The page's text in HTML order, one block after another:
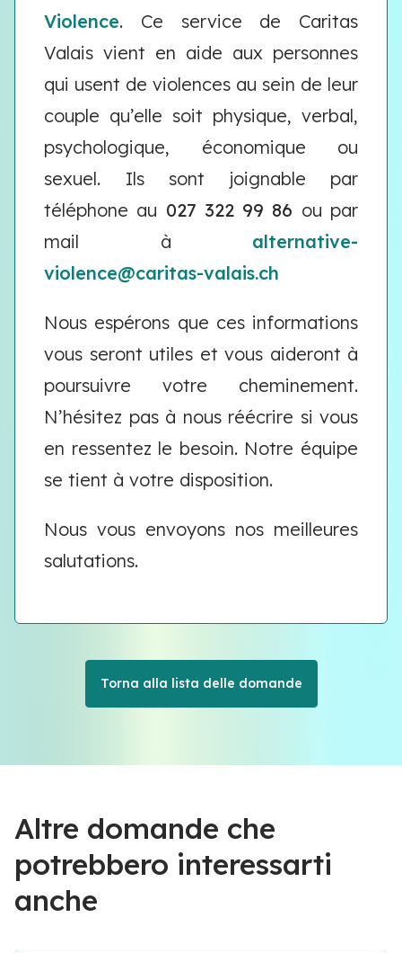
Violence. Ce service de Caritas
Valais vient en aide aux personnes
qui usent de violences au sein de leur
couple qu’elle soit physique, verbal,
psychologique, économique ou
sexuel. Ils sont joignable par
téléphone au 027 322 99 86 ou par
mail à alternative-
violence@caritas-valais.ch
Nous espérons que ces informations
vous seront utiles et vous aideront à
poursuivre votre cheminement.
N’hésitez pas à nous réécrire si vous
en ressentez le besoin. Notre équipe
se tient à votre disposition.
Nous vous envoyons nos meilleures
salutations.
Torna alla lista delle domande
Altre domande che
potrebbero interessarti
anche